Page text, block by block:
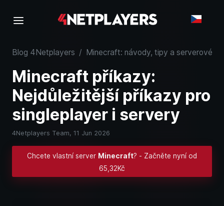
Blog 4Netplayers / Minecraft: návody, tipy a serverové
Minecraft příkazy:
Nejdůležitější příkazy pro
singleplayer i servery
4Netplayers Team, 11 Jun 2026
Chcete vlastní server Minecraft? - Začněte nyní od
65,32Kč